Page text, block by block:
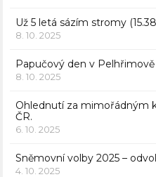
Už 5 letá sázím stromy
8. 10. 2025
Papučový den v Pelhřimově
8. 10. 2025
Ohlednutí za mimořádným
ČR.
6. 10. 2025
Sněmovní volby 2025 –
4. 10. 2025